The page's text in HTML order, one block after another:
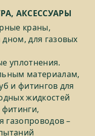
АКСЕССУАРЫ
краны,
для газовых
уплотнения.
материалам,
и фитингов для
жидкостей
газопроводов –